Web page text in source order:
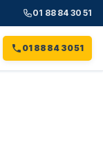
01 88 84 30 51
01 88 84 30 51